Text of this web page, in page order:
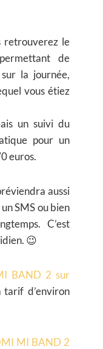
retrouverez le
de
la journée,
vous étiez
un suivi du
pour un
euros.
aussi
SMS ou bien
C’est
😉
BAND 2 sur
d’environ
MI BAND 2